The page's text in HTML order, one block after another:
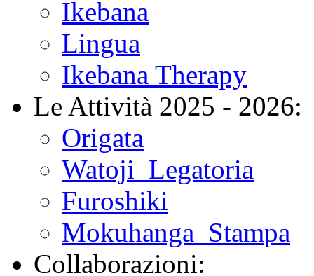
Ikebana
Lingua
Ikebana Therapy
Le Attività 2025 - 2026:
Origata
Watoji_Legatoria
Furoshiki
Mokuhanga_Stampa
Collaborazioni: